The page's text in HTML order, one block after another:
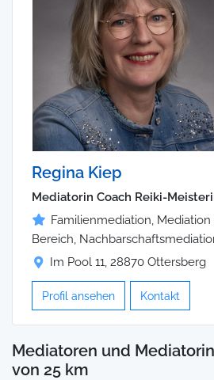
Regina Kiep
Mediatorin Coach Reiki-
Familienmediation,
Bereich,
Im Pool 11, 28870 Ottersberg
Profil ansehen Kontakt
Mediatoren und
von 25 km